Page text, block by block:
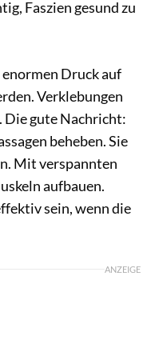
Faszien gesund zu
Druck auf
Verklebungen
Die gute Nachricht:
beheben. Sie
Mit verspannten
aufbauen.
sein, wenn die
ANZEIGE